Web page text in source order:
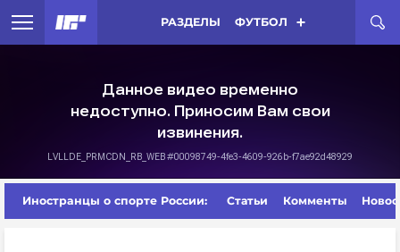
РАЗДЕЛЫ ФУТБОЛ
Иностранцы о спорте России: Статьи Комменты